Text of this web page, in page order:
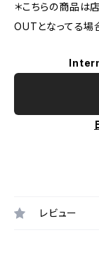
＊こちらの商品は
OUTとなってる場
レビュー